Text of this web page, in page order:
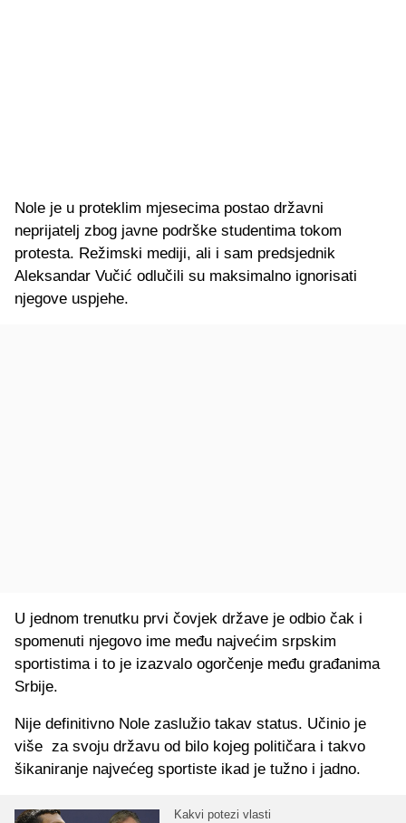
Nole je u proteklim mjesecima postao državni
neprijatelj zbog javne podrške studentima tokom
protesta. Režimski mediji, ali i sam predsjednik
Aleksandar Vučić odlučili su maksimalno ignorisati
njegove uspjehe.
U jednom trenutku prvi čovjek države je odbio čak i
spomenuti njegovo ime među najvećim srpskim
sportistima i to je izazvalo ogorčenje među građanima
Srbije.
Nije definitivno Nole zaslužio takav status. Učinio je
više za svoju državu od bilo kojeg političara i takvo
šikaniranje najvećeg sportiste ikad je tužno i jadno.
Kakvi potezi vlasti